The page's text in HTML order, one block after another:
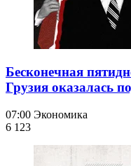
Бесконечная
Грузия оказалась
07:00 Экономика
6 123